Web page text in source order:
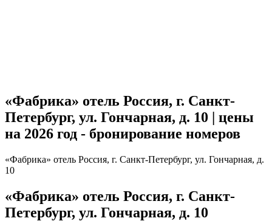
«Фабрика» отель Россия, г. Санкт-
Петербург, ул. Гончарная, д. 10 | цены
на 2026 год - бронирование номеров
«Фабрика» отель Россия, г. Санкт-Петербург, ул. Гончарная, д.
10
«Фабрика» отель Россия, г. Санкт-
Петербург, ул. Гончарная, д. 10